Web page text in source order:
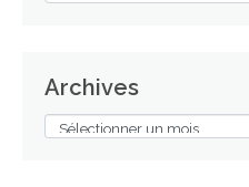
Archives